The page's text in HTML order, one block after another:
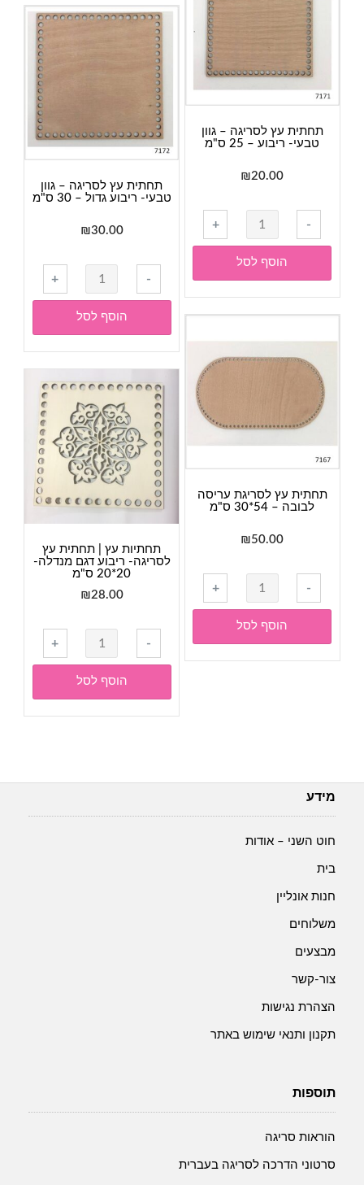
ס"מ
-
תחתית עץ לסריגה – גוון
טבעי- ריבוע – 25 ס"מ
₪20.00
-
כמות
של
תחתית
עץ
לסריגה
-
טבעי-
ס"מ
+
הוסף לסל
תחתית עץ לסריגה – גוון
טבעי- ריבוע גדול – 30 ס"מ
₪30.00
-
כמות
של
תחתית
עץ
לסריגה
-
גוון
טבעי-
ריבוע
גדול
-
ס"מ
+
הוסף לסל
תחתית עץ לסריגת עריסה
לבובה – 54*30 ס"מ
₪50.00
-
כמות
של
תחתית
עץ
לסריגת
+
הוסף לסל
תחתיות עץ | תחתית עץ
לסריגה- ריבוע דגם מנדלה-
20*20 ס"מ
₪28.00
-
כמות
של
תחתיות
עץ
|
דגם
+
הוסף לסל
מידע
חוט השני – אודות
בית
חנות אונליין
משלוחים
מבצעים
צור-קשר
הצהרת נגישות
תקנון ותנאי שימוש באתר
תוספות
הוראות סריגה
סרטוני הדרכה לסריגה בעברית